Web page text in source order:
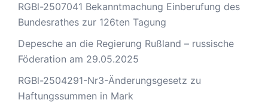
RGBl-2507041 Bekanntmachung Einberufung des
Bundesrathes zur 126ten Tagung
Depesche an die Regierung Rußland – russische
Föderation am 29.05.2025
RGBl-2504291-Nr3-Änderungsgesetz zu
Haftungssummen in Mark